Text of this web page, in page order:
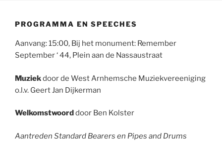
PROGRAMMA EN SPEECHES
Aanvang: 15:00, Bij het monument: Remember
September ‘ 44, Plein aan de Nassaustraat
Muziekdoor de West Arnhemsche Muziekvereeniging
o.l.v. Geert Jan Dijkerman
Welkomstwoorddoor Ben Kolster
Aantreden Standard Bearers en Pipes and Drums